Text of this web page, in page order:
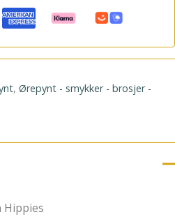
, Ørepynt - smykker - brosjer -